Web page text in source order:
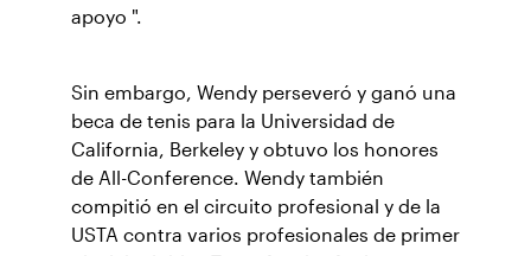
apoyo ".
Sin embargo, Wendy perseveró y ganó una
beca de tenis para la Universidad de
California, Berkeley y obtuvo los honores
de All-Conference. Wendy también
compitió en el circuito profesional y de la
USTA contra varios profesionales de primer